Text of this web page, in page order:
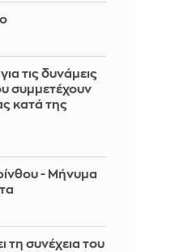
τις δυνάμεις
συμμετέχουν
κατά της
- Μήνυμα
τη συνέχεια του